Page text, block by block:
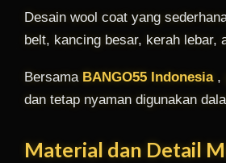
Desain wool coat yang
belt, kancing besar, kerah lebar,
Bersama BANGO55 Indonesia ,
dan tetap nyaman digunakan
Material dan Detail